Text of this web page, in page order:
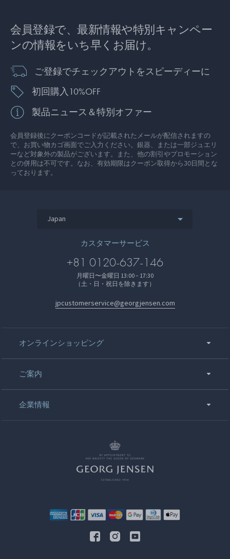
会員登録で、最新情報や特別キャンペー
ンの情報をいち早くお届け。
ご登録でチェックアウトをスピーディーに
初回購入10%OFF
製品ニュース＆特別オファー
会員登録後にクーポンコードが記載されたメールが配信されますの
で、お買い物カゴ画面でご入力ください。銀器、または一部ジュエリ
ーなど対象外の製品がございます。また、他の割引やプロモーション
との併用は不可です。なお、有効期限はクーポン取得から30日間とな
っております。
Japan
カスタマーサービス
+81 0120-637-146
月曜日〜金曜日 13:00 – 17:30
（土・日・祝日を除きます）
jpcustomerservice@georgjensen.com
オンラインショッピング
ご案内
企業情報